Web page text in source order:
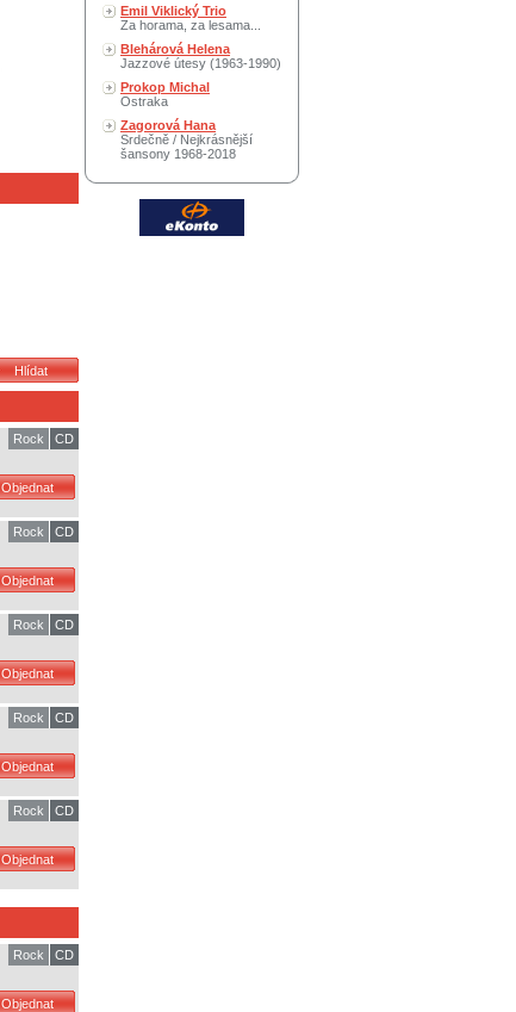
CD
Rock
CD
Rock
CD
Rock
CD
Rock
CD
Rock
CD
Rock
Emil Viklický Trio
Za horama, za lesama...
Blehárová Helena
Jazzové útesy (1963-1990)
Prokop Michal
Ostraka
Zagorová Hana
Srdečně / Nejkrásnější
šansony 1968-2018